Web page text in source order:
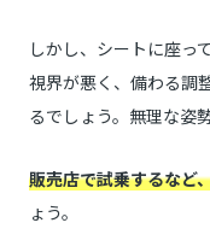
しかし、シートに座っ
視界が悪く、備わる調
るでしょう。無理な姿
販売店で試乗するなど
ょう。